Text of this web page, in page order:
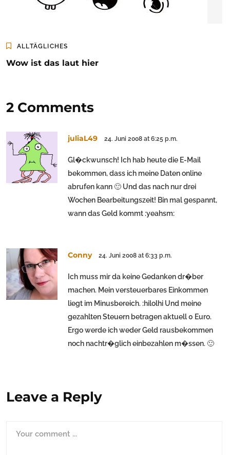
ALLTÄGLICHES
Wow ist das laut hier
2 Comments
juliaL49 24. Juni 2008 at 6:25 p.m.
Gl�ckwunsch! Ich hab heute die E-Mail
bekommen, dass ich meine Daten online
abrufen kann 🙂 Und das nach nur drei
Wochen Bearbeitungszeit! Bin mal gespannt,
wann das Geld kommt :yeahsm:
Conny 24. Juni 2008 at 6:33 p.m.
Ich muss mir da keine Gedanken dr�ber
machen. Mein versteuerbares Einkommen
liegt im Minusbereich. :hilolhi Und meine
gezahlten Steuern betragen aktuell 0 Euro.
Ergo werde ich weder Geld rausbekommen
noch nachtr�glich einbezahlen m�ssen. 🙂
Leave a Reply